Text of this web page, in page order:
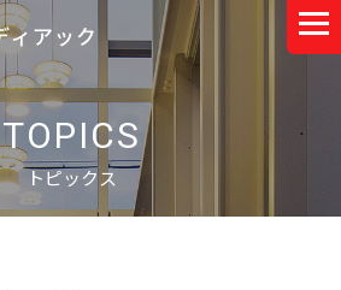
TOPICS
トピックス